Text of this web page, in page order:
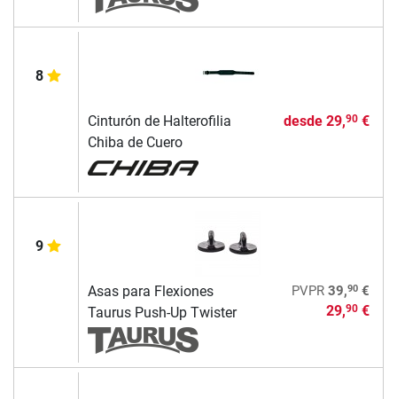
8
Cinturón de Halterofilia
Chiba de Cuero
desde 29,90€
9
Asas para Flexiones
Taurus Push-Up Twister
PVPR 39,90€
29,90€